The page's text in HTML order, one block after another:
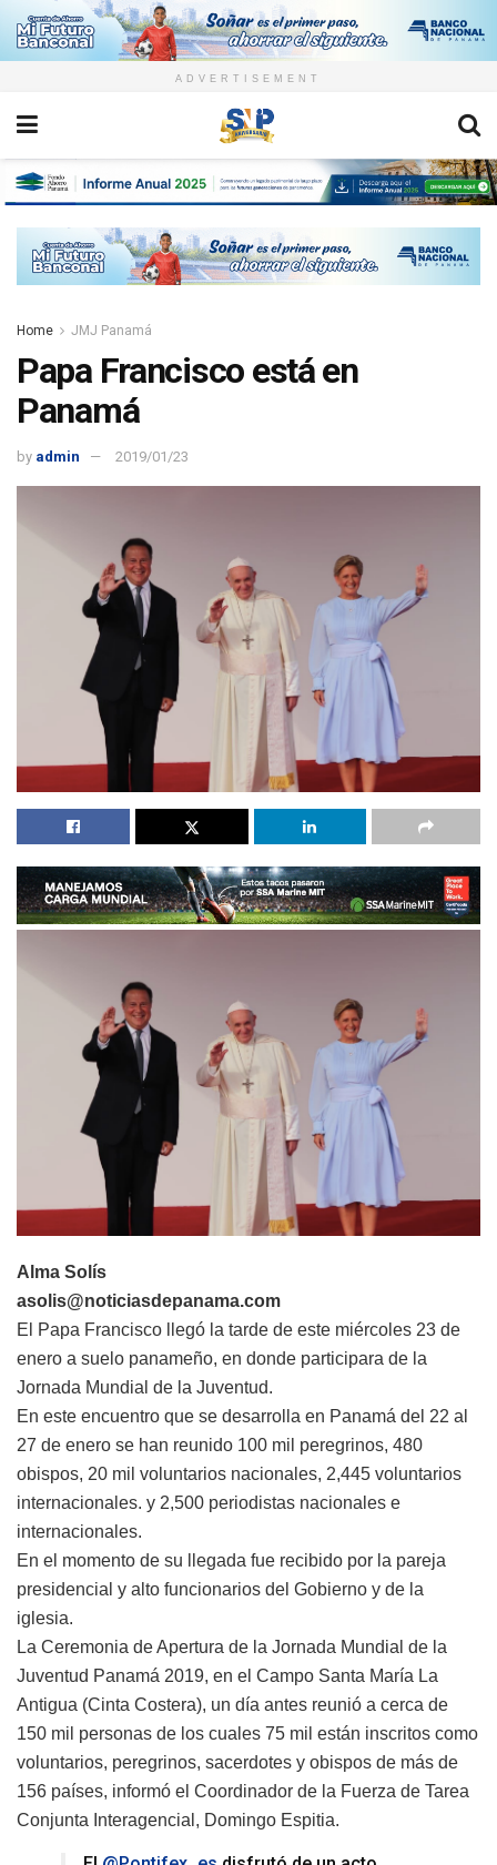
ADVERTISEMENT
Home JMJ Panamá
Papa Francisco está en
Panamá
by admin 2019/01/23
Alma Solís
asolis@noticiasdepanama.com
El Papa Francisco llegó la tarde de este miércoles 23 de
enero a suelo panameño, en donde participara de la
Jornada Mundial de la Juventud.
En este encuentro que se desarrolla en Panamá del 22 al
27 de enero se han reunido 100 mil peregrinos, 480
obispos, 20 mil voluntarios nacionales, 2,445 voluntarios
internacionales. y 2,500 periodistas nacionales e
internacionales.
En el momento de su llegada fue recibido por la pareja
presidencial y alto funcionarios del Gobierno y de la
iglesia.
La Ceremonia de Apertura de la Jornada Mundial de la
Juventud Panamá 2019, en el Campo Santa María La
Antigua (Cinta Costera), un día antes reunió a cerca de
150 mil personas de los cuales 75 mil están inscritos como
voluntarios, peregrinos, sacerdotes y obispos de más de
156 países, informó el Coordinador de la Fuerza de Tarea
Conjunta Interagencial, Domingo Espitia.